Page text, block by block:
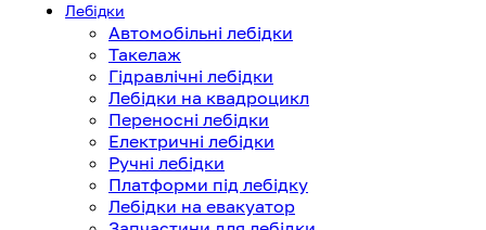
Лебідки
Автомобільні лебідки
Такелаж
Гідравлічні лебідки
Лебідки на квадроцикл
Переносні лебідки
Електричні лебідки
Ручні лебідки
Платформи під лебідку
Лебідки на евакуатор